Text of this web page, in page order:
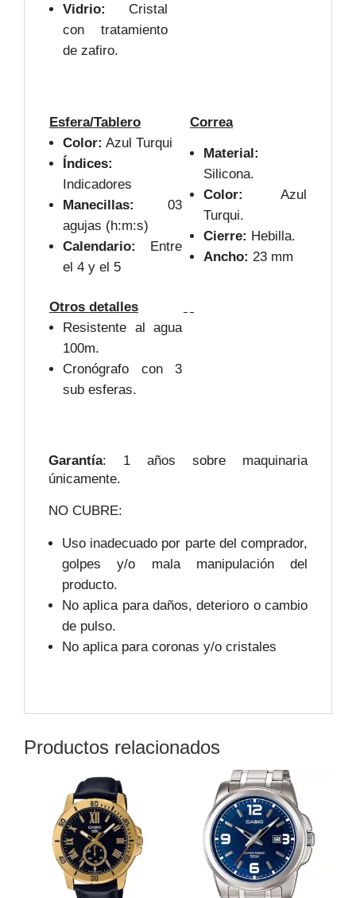
Vidrio:
Cristal
con tratamiento
de zafiro.
Esfera/Tablero
Correa
Color: Azul Turqui
Índices:
Indicadores
Manecillas:
03
agujas (h:m:s)
Calendario:
Entre
el 4 y el 5
Material:
Silicona.
Color:
Azul
Turqui.
Cierre: Hebilla.
Ancho: 23 mm
Otros detalles
Resistente al agua
100m.
Cronógrafo con 3
sub esferas.
Garantía: 1 años sobre maquinaria
únicamente.
NO CUBRE:
Uso inadecuado por parte del comprador,
golpes y/o mala manipulación del
producto.
No aplica para daños, deterioro o cambio
de pulso.
No aplica para coronas y/o cristales
Productos relacionados